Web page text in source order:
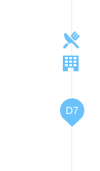
D7